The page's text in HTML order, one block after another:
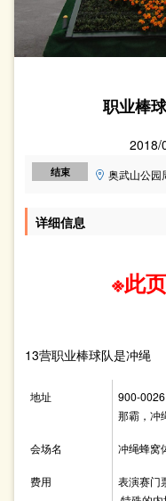
职业棒
2018/
结束 奥武山公园
详细信息
※此
13营职业棒球队是冲绳
地址
900-0026
那霸，冲
会场名 冲绳蜂窝
费用
表演赛门